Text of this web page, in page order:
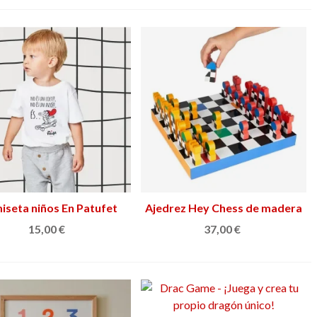
Ver más
niños En Patufet
15,00 €
Añadir al carrito
Ajedrez Hey Chess de madera
37,00 €